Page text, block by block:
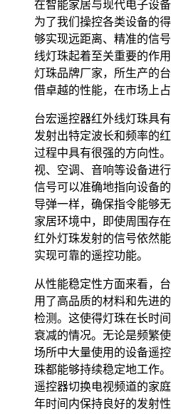
在智能家居与现代电子设
为了我们操控各类设备的
够实现远距离、精准的信
线灯珠起着至关重要的作
灯珠品牌厂家，所生产的
借卓越的性能，在市场上占
台宏遥控器红外线灯珠具
发射出特定波长和频率的
过程中具有很强的方向性
视、空调、音响等设备进
信号可以准确地指向设备
导弹一样，确保指令能够
家居环境中，即使周围存
红外灯珠发射的信号依然
实现可靠的遥控功能。
从性能稳定性方面来看，
用了高品质的材料和先进
检测。这使得灯珠在长时
衰减的情况。无论是频繁
场所中大量使用的设备遥
珠都能够持续稳定地工作
遥控器切换电视频道的家
年时间内保持良好的发射